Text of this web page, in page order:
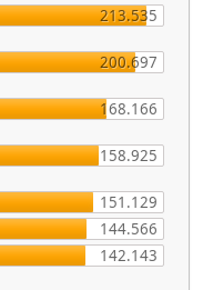
213.535
200.697
168.166
158.925
151.129
144.566
142.143